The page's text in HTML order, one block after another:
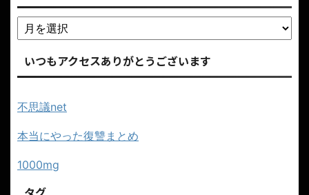
いつもアクセスありがとうございます
不思議net
本当にやった復讐まとめ
1000mg